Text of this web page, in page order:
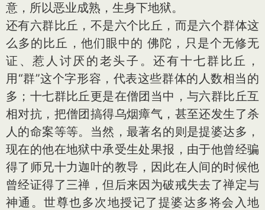
意，所以恶业成熟，生身下地狱。
还有六群比丘，不是六个比丘，而是六个群体这
么多的比丘，他们眼中的 佛陀，只是个无修无
证、惹人讨厌的老头子。还有十七群比丘，
用“群”这个字形容，代表这些群体的人数相当的
多；十七群比丘更是在僧团当中，与六群比丘互
相对抗，把僧团搞得乌烟瘴气，甚至还发生了杀
人的命案等等。当然，最著名的则是提婆达多，
现在的他在地狱中承受生处果报，由于他曾经骗
得了师兄十力迦叶的教导，因此在人间的时候他
曾经证得了三禅，但后来因为破戒失去了禅定与
神通。世尊也多次地授记了提婆达多将会入地